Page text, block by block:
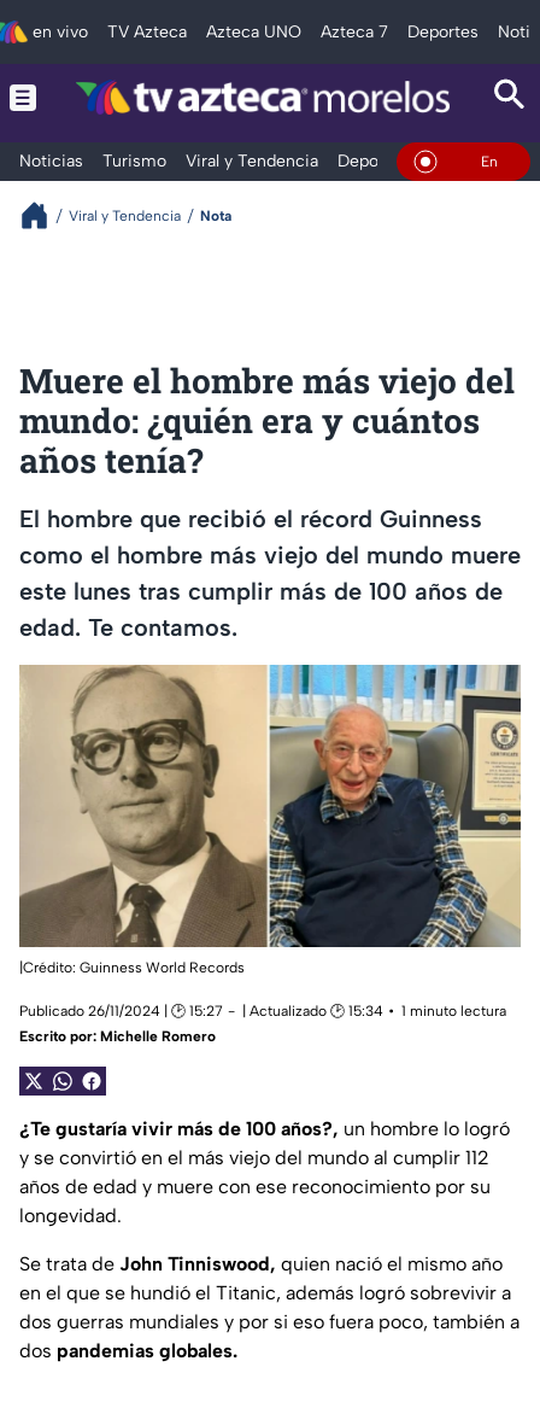
en vivo TV Azteca Azteca UNO Azteca 7 Deportes
Noticias Turismo Viral y Tendencia Deportes Espectáculos
En Vivo
Viral y Tendencia Nota
Muere el hombre más viejo del
mundo: ¿quién era y cuántos
años tenía?
El hombre que recibió el récord Guinness
como el hombre más viejo del mundo muere
este lunes tras cumplir más de 100 años de
edad. Te contamos.
|Crédito: Guinness World Records
Publicado 26/11/2024 | 🕑 15:27 | Actualizado 🕑 15:34
1 minuto lectura
Escrito por: Michelle Romero
¿Te gustaría vivir más de 100 años?, un hombre lo logró
y se convirtió en el más viejo del mundo al cumplir 112
años de edad y muere con ese reconocimiento por su
longevidad.
Se trata de John Tinniswood, quien nació el mismo año
en el que se hundió el Titanic, además logró sobrevivir a
dos guerras mundiales y por si eso fuera poco, también a
dos pandemias globales.